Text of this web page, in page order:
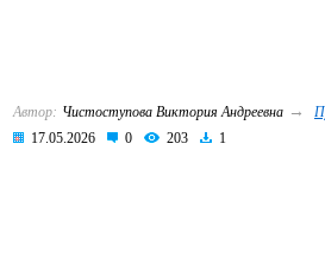
Автор: Чистоступова Виктория Андреевна →
17.05.2026
0 203 1